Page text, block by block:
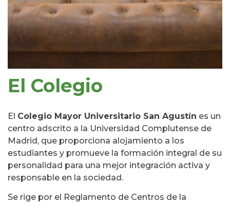
El Colegio
El Colegio Mayor Universitario San Agustín es un
centro adscrito a la Universidad Complutense de
Madrid, que proporciona alojamiento a los
estudiantes y promueve la formación integral de su
personalidad para una mejor integración activa y
responsable en la sociedad.
Se rige por el Reglamento de Centros de la